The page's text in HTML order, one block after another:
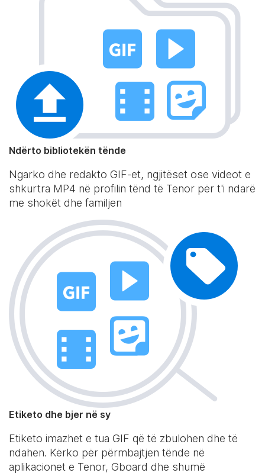
Ndërto bibliotekën tënde
Ngarko dhe redakto GIF-et, ngjitëset ose videot e
shkurtra MP4 në profilin tënd të Tenor për t'i ndarë
me shokët dhe familjen
Etiketo dhe bjer në sy
Etiketo imazhet e tua GIF që të zbulohen dhe të
ndahen. Kërko për përmbajtjen tënde në
aplikacionet e Tenor, Gboard dhe shumë